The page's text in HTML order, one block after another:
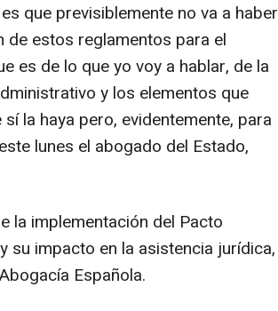
que previsiblemente no va a haber
de estos reglamentos para el
es de lo que yo voy a hablar, de la
y los elementos que
la haya pero, evidentemente, para
lunes el abogado del Estado,
la implementación del Pacto
su impacto en la asistencia jurídica,
Española.